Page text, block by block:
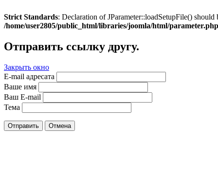
Strict Standards: Declaration of JParameter::loadSetupFile()
/home/user2805/public_html/libraries/joomla/html/parameter.php
Отправить ссылку другу.
Закрыть окно
E-mail адресата
Ваше имя
Ваш E-mail
Тема
Отправить Отмена